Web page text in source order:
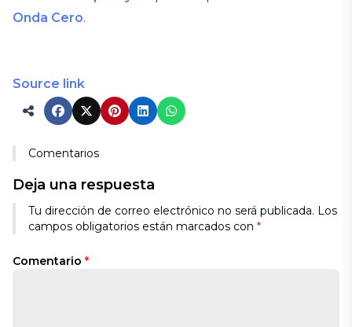
Onda Cero.
Source link
Comentarios
Deja una respuesta
Tu dirección de correo electrónico no será publicada. Los
campos obligatorios están marcados con *
Comentario *